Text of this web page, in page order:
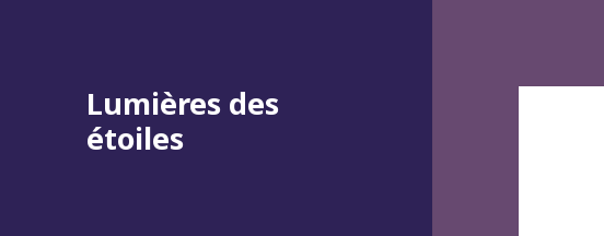
Lumières des
étoiles